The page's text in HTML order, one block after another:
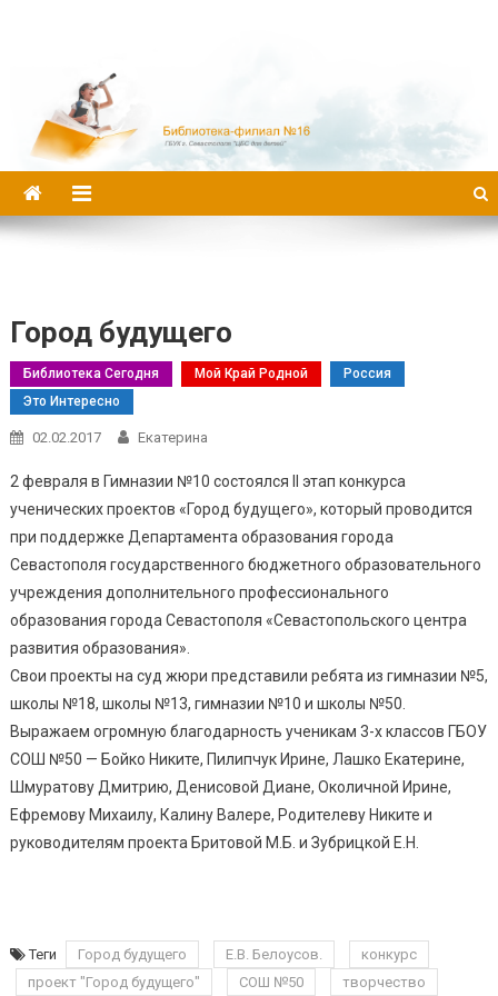
Город будущего
Библиотека Сегодня Мой Край Родной
Россия
Это Интересно
02.02.2017 Екатерина
2 февраля в Гимназии №10 состоялся II этап конкурса
ученических проектов «Город будущего», который проводится
при поддержке Департамента образования города
Севастополя государственного бюджетного образовательного
учреждения дополнительного профессионального
образования города Севастополя «Севастопольского центра
развития образования».
Свои проекты на суд жюри представили ребята из гимназии №5,
школы №18, школы №13, гимназии №10 и школы №50.
Выражаем огромную благодарность ученикам 3-х классов ГБОУ
СОШ №50 — Бойко Никите, Пилипчук Ирине, Лашко Екатерине,
Шмуратову Дмитрию, Денисовой Диане, Околичной Ирине,
Ефремову Михаилу, Калину Валере, Родителеву Никите и
руководителям проекта Бритовой М.Б. и Зубрицкой Е.Н.
Теги Город будущего Е.В. Белоусов.
конкурс
проект "Город будущего"
СОШ №50 творчество